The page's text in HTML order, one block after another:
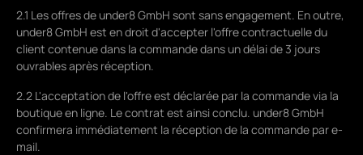
2.1 Les offres de under8 GmbH sont sans engagement. En outre,
under8 GmbH est en droit d'accepter l'offre contractuelle du
client contenue dans la commande dans un délai de 3 jours
ouvrables après réception.
2.2 L'acceptation de l'offre est déclarée par la commande via la
boutique en ligne. Le contrat est ainsi conclu. under8 GmbH
confirmera immédiatement la réception de la commande par e-
mail.